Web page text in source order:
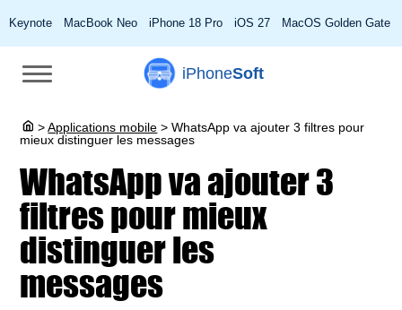
Keynote MacBook Neo iPhone 18 Pro iOS 27 MacOS Golden Gate
iPhoneSoft
> Applications mobile > WhatsApp va ajouter 3 filtres pour
mieux distinguer les messages
WhatsApp va ajouter 3
filtres pour mieux
distinguer les
messages